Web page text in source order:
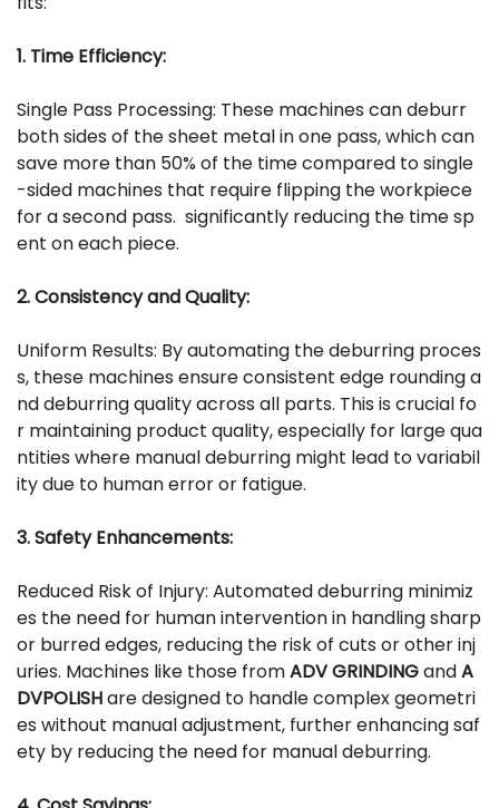
1. Time Efficiency:
Single Pass Processing: These machines can deburr
both sides of the sheet metal in one pass, which can
save more than 50% of the time compared to single
-sided machines that require flipping the workpiece
for a second pass. significantly reducing the time sp
ent on each piece.
2. Consistency and Quality:
Uniform Results: By automating the deburring proces
s, these machines ensure consistent edge rounding a
nd deburring quality across all parts. This is crucial fo
r maintaining product quality, especially for large qua
ntities where manual deburring might lead to variabil
ity due to human error or fatigue.
3. Safety Enhancements:
Reduced Risk of Injury: Automated deburring minimiz
es the need for human intervention in handling sharp
or burred edges, reducing the risk of cuts or other inj
uries. Machines like those fromADV GRINDINGandA
DVPOLISHare designed to handle complex geometri
es without manual adjustment, further enhancing saf
ety by reducing the need for manual deburring.